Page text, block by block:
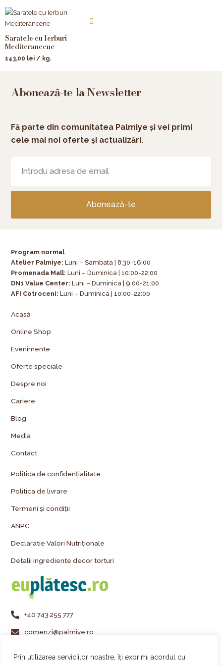
Prin utilizarea serviciilor noastre, îți exprimi acordul cu
Saratele cu Ierburi
Mediteraneene
143,00 lei / kg.
Abonează-te la Newsletter
Fă parte din comunitatea Palmiye și vei primi
cele mai noi oferte și actualizări.
Abonează-te
Program normal
Atelier Palmiye: Luni – Sambata | 8:30-16:00
Promenada Mall: Luni – Duminica | 10:00-22:00
DN1 Value Center: Luni – Duminica | 9:00-21:00
AFI Cotroceni: Luni – Duminica | 10:00-22:00
Acasă
Online Shop
Evenimente
Oferte speciale
Despre noi
Cariere
Blog
Media
Contact
Politica de confidențialitate
Politica de livrare
Termeni și condiții
ANPC
Declaratie Valori Nutriționale
Detalii ingrediente decor torturi
+40 743 255 777
comenzi@palmiye.ro